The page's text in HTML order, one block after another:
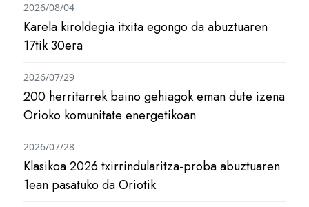
Karela kiroldegia itxita egongo da abuztuaren
17tik 30era
2026/08/04
200 herritarrek baino gehiagok eman dute izena
Orioko komunitate energetikoan
2026/07/29
Klasikoa 2026 txirrindularitza-proba abuztuaren
1ean pasatuko da Oriotik
2026/07/28